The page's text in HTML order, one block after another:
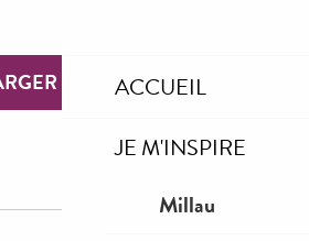
ACCUEIL
JE M'INSPIRE
Millau
LA TOPO FICHE